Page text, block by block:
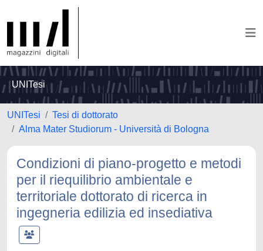
UNITesi
UNITesi
Tesi di dottorato
Alma Mater Studiorum - Università di Bologna
Condizioni di piano-progetto e metodi
per il riequilibrio ambientale e
territoriale dottorato di ricerca in
ingegneria edilizia ed insediativa